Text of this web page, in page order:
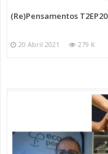
(Re)Pensamentos T2EP20
20 Abril 2021 279 K